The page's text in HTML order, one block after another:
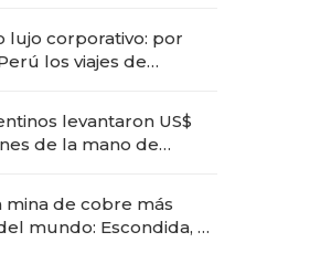
lujo corporativo: por
los viajes de
en experiencias
levantaron US$
de la mano de
mina de cobre más
mundo: Escondida, el